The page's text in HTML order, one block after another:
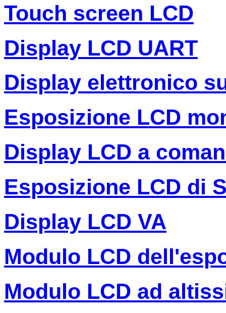
Touch screen LCD
Display LCD UART
Display elettronico
Esposizione LCD
Display LCD a
Esposizione LCD di
Display LCD VA
Modulo LCD
Modulo LCD ad